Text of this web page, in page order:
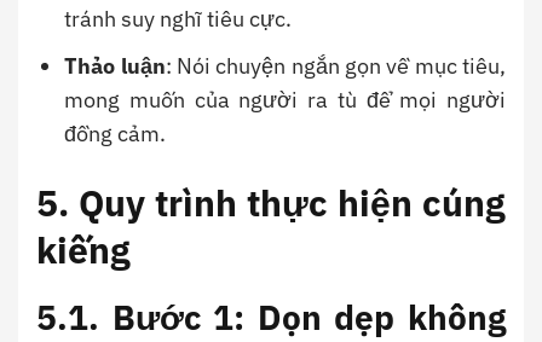
tránh suy nghĩ tiêu cực.
Thảo luận: Nói chuyện ngắn gọn về mục tiêu,
mong muốn của người ra tù để mọi người
đồng cảm.
5. Quy trình thực hiện cúng
kiếng
5.1. Bước 1: Dọn dẹp không